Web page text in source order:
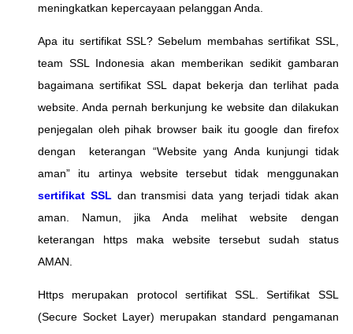
meningkatkan kepercayaan pelanggan Anda.
Apa itu sertifikat SSL? Sebelum membahas sertifikat SSL,
team SSL Indonesia akan memberikan sedikit gambaran
bagaimana sertifikat SSL dapat bekerja dan terlihat pada
website. Anda pernah berkunjung ke website dan dilakukan
penjegalan oleh pihak browser baik itu google dan firefox
dengan keterangan “Website yang Anda kunjungi tidak
aman” itu artinya website tersebut tidak menggunakan
sertifikat SSL dan transmisi data yang terjadi tidak akan
aman. Namun, jika Anda melihat website dengan
keterangan https maka website tersebut sudah status
AMAN.
Https merupakan protocol sertifikat SSL. Sertifikat SSL
(Secure Socket Layer) merupakan standard pengamanan